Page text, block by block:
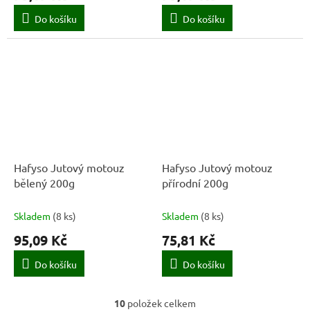
Do košíku Do košíku
Hafyso Jutový motouz
bělený 200g
Skladem (8 ks)
95,09 Kč
Do košíku
Hafyso Jutový motouz
přírodní 200g
Skladem (8 ks)
75,81 Kč
Do košíku
O
10 položek celkem